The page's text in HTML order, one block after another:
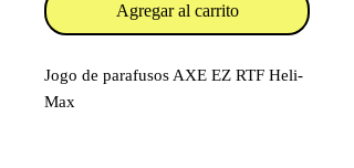
Agregar al carrito
Jogo de parafusos AXE EZ RTF Heli-
Max